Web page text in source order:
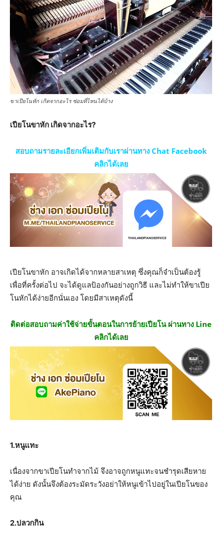
ขาเปียโนหัก เกิดจากอะไร ซ่อมที่ไหนได้บ้าง
เปียโนขาหัก เกิดจากอะไร?
สอบถามรายละเอียกเพิ่มเติมกับเราผ่านทาง Chat Facebook
คลิกได้เลย
เปียโนขาหัก อาจเกิดได้จากหลายสาเหตุ ซึ่งคุณก็จำเป็นต้องรู้
เพื่อที่ครั้งต่อไป จะได้ดูแลป้องกันอย่างถูกวิธี และไม่ทำให้ขาเปีย
โนหักได้ง่ายอีกนั่นเอง โดยมีสาเหตุดังนี้
ติดต่อสอบถามค่าใช้จ่ายขั้นตอนในการย้ายเปียโน ผ่านทาง Line
คลิกได้เลย
1.หนูแทะ
เนื่องจากขาเปียโนทำจากไม้ จึงอาจถูกหนูแทะจนชำรุดเสียหาย
ได้ง่าย ดังนั้นจึงต้องระมัดระวังอย่าให้หนูเข้าไปอยู่ในเปียโนของ
คุณ
2.ปลวกกิน